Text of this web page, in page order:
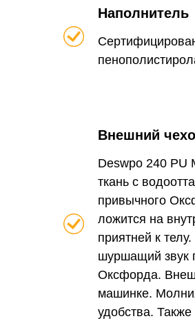
Наполнитель
Внешний
Deswpo 240 PU
ткань с
привычного
ложится на
приятней к
шуршащий звук
Оксфорда.
машинке.
удобства.